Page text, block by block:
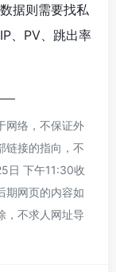
据则需要找私
、PV、跳出率
网络，不保证外
链接的指向，不
日 下午11:30收
期网页的内容如
，不求人网址导